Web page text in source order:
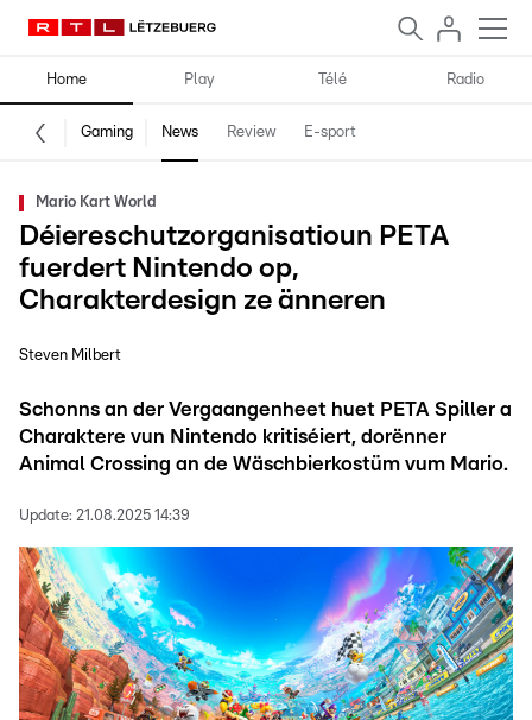
Home Play Télé Radio
Gaming News Review E-sport
Mario Kart World
Déiereschutzorganisatioun PETA
fuerdert Nintendo op,
Charakterdesign ze änneren
Steven Milbert
Schonns an der Vergaangenheet huet PETA Spiller a
Charaktere vun Nintendo kritiséiert, dorënner
Animal Crossing an de Wäschbierkostüm vum Mario.
Update: 21.08.2025 14:39